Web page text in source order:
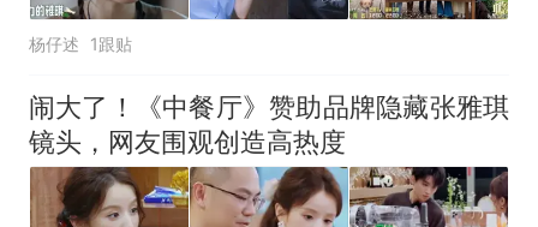
杨仔述 1跟贴
闹大了！《中餐厅》赞助品牌隐藏张雅琪
镜头，网友围观创造高热度